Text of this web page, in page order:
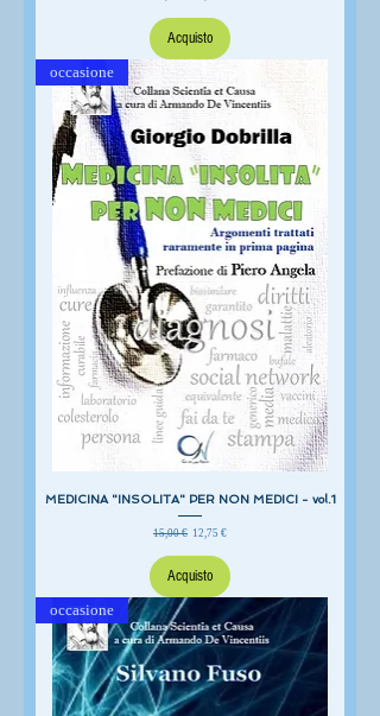
Acquisto
occasione
MEDICINA "INSOLITA" PER NON MEDICI - vol.1
Prezzo regolare
15,00 € Prezzo scontato
12,75 €
Acquisto
occasione